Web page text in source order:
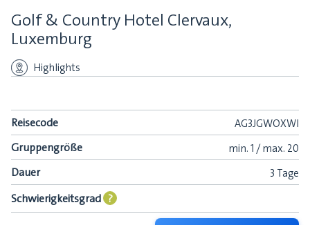
Golf & Country Hotel Clervaux,
Luxemburg
Highlights
Reisecode AG3JGWOXWI
Gruppengröße min. 1 /max. 20
Dauer 3 Tage
Schwierigkeitsgrad ?